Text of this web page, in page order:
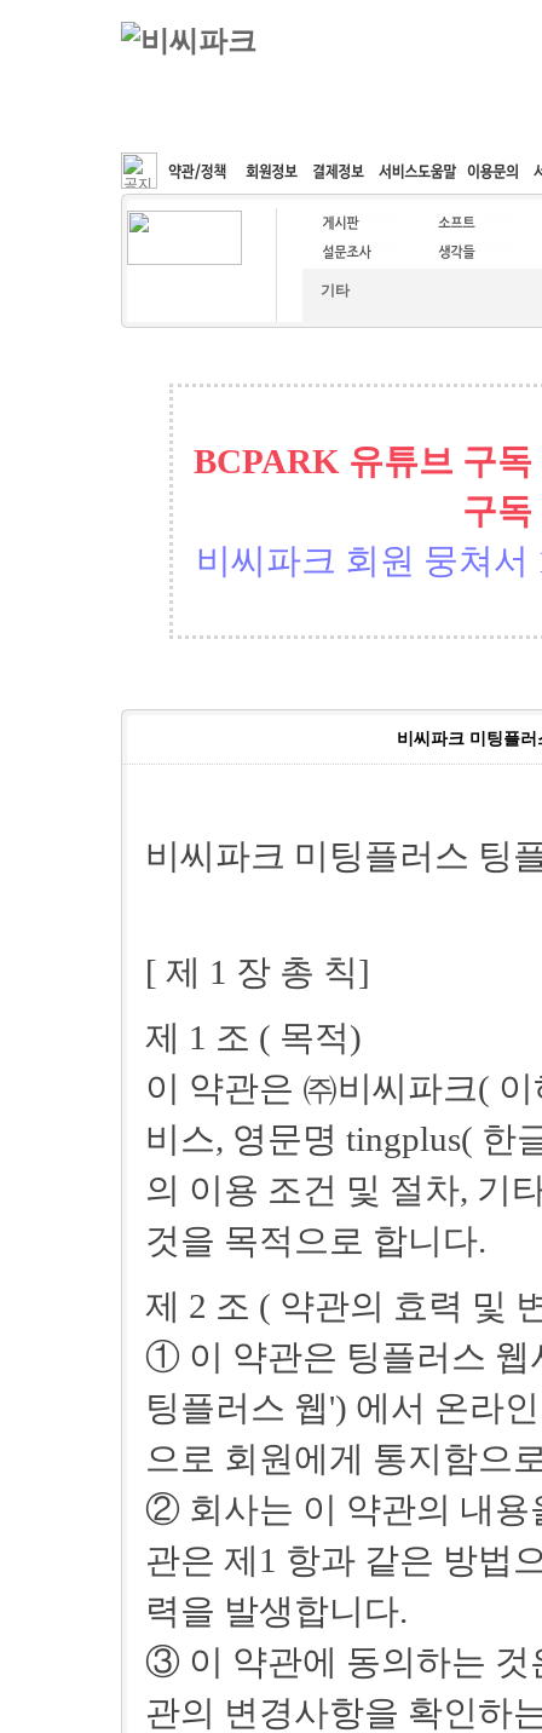
커뮤니티 속도패치 웹호스팅 공동구매
기타
BCPARK 유튜브 구
구독
비씨파크 회원 뭉쳐서
비씨파크 미팅플
비씨파크 미팅플러스 팅
[ 제 1 장 총 칙]
제 1 조 ( 목적)
이 약관은 ㈜비씨파크(
비스, 영문명 tingplus( 한
의 이용 조건 및 절차, 기
것을 목적으로 합니다.
제 2 조 ( 약관의 효력 및
① 이 약관은 팅플러스 웹
팅플러스 웹') 에서 온라
으로 회원에게 통지함으
② 회사는 이 약관의 내용
관은 제1 항과 같은 방법
력을 발생합니다.
③ 이 약관에 동의하는 것
관의 변경사항을 확인하